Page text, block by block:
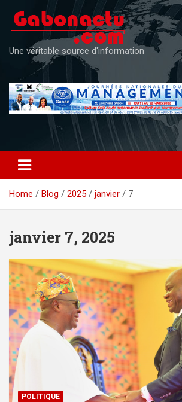
content
Une véritable source d'information
Home Blog 2025 janvier 7
janvier 7, 2025
POLITIQUE